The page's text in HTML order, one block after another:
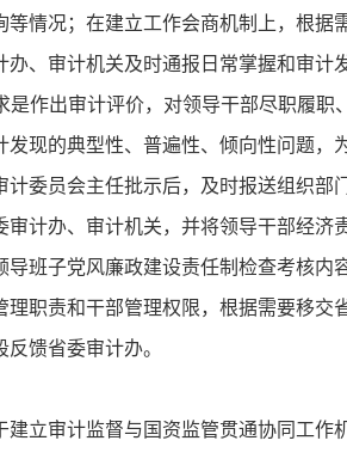
情况；在建立工作会商机制上，根据
、审计机关及时通报日常掌握和审计
作出审计评价，对领导干部尽职履职
现的典型性、普遍性、倾向性问题，
委员会主任批示后，及时报送组织部
计办、审计机关，并将领导干部经济
班子党风廉政建设责任制检查考核内
职责和干部管理权限，根据需要移交
馈省委审计办。
立审计监督与国资监管贯通协同工作